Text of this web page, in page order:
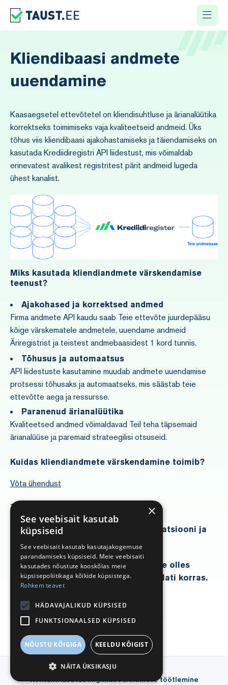
Kliendibaasi andmete
uuendamine
Kaasaegsetel ettevõtetel on kliendisuhtluse ja ärianalüütika
korrektseks toimimiseks vaja kvaliteetseid andmeid. Üks
tõhus viis kliendibaasi ajakohastamiseks ja täiendamiseks on
kasutada Krediidiregistri API liidestust, mis võimaldab
erinevatest avalikest registritest pärit andmeid lugeda
ühest kanalist.
Miks kasutada kliendiandmete värskendamise
teenust?
Ajakohased ja korrektsed andmed
Firma andmete API kaudu saab Teie ettevõte juurdepääsu
kõige värskematele andmetele, uuendame andmeid
Äriregistrist ja teistest andmebaasidest 1 kord tunnis.
Tõhusus ja automaatsus
API liidestuste kasutamine muudab andmete uuendamise
protsessi tõhusaks ja automaatseks, mis säästab teie
ettevõtte aega ja ressursse.
Paranenud ärianalüütika
Kvaliteetsed andmed võimaldavad Teil teha täpsemaid
ärianalüüse ja paremaid strateegilisi otsuseid.
Kuidas kliendiandmete värskendamine toimib?
Võta ühendust
1. Võtke meiega ühendust
2. Saadame API liidestuse dokumentatsiooni ja
3. Keskenduge olulisematele asjadele olles
kindel, et teie klientide andmed on alati korras.
KontaktKasutustingimusedAndmete töötlemine
×
See veebisait kasutab
küpsiseid
See veebisait kasutab kasutajakogemuse
parandamiseks küpsiseid. Meie veebisaiti
kasutades nõustute kooskõlas meie
küpsisepoliitikaga kõikide küpsistega.
Rohkem teavet
HÄDAVAJALIKUD KÜPSISED
FUNKTSIONAALSED KÜPSISED
NÕUSTU KÕIGIGA KEELDU KÕIGIST
NÄITA ÜKSIKASJU